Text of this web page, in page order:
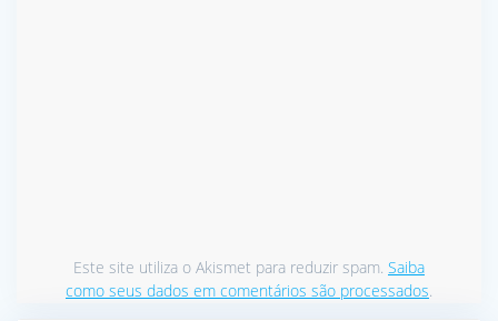
Este site utiliza o Akismet para reduzir spam. Saiba
como seus dados em comentários são processados.